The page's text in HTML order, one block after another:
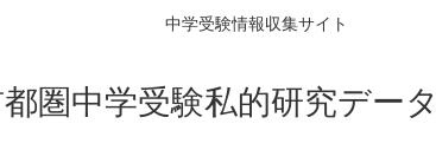
中学受験情報収集サイト
圏中学受験私的研究デー